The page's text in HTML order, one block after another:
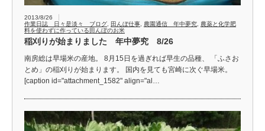
2013/8/26
作業日誌 日々是淡々 ブログ
田んぼ仕事 農園通信 年中夢究
農薬と化学肥
料を使わずに作っている田んぼのお米
稲刈りが始まりました 年中夢究 8/26
南房総は早場米の産地。 8月15日を過ぎれば早生の品種、 「ふさお
とめ」の稲刈りが始まります。 国内を見ても宮崎に次ぐ早場米。
[caption id="attachment_1582" align="al…